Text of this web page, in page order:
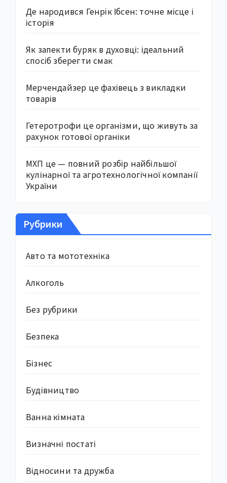
Де народився Генрік Ібсен: точне місце і
історія
Як запекти буряк в духовці: ідеальний
спосіб зберегти смак
Мерчендайзер це фахівець з викладки
товарів
Гетеротрофи це організми, що живуть за
рахунок готової органіки
МХП це — повний розбір найбільшої
кулінарної та агротехнологічної компанії
України
Рубрики
Авто та мототехніка
Алкоголь
Без рубрики
Безпека
Бізнес
Будівництво
Ванна кімната
Визначні постаті
Відносини та дружба